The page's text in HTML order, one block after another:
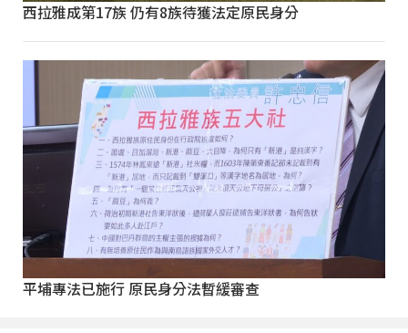
西拉雅成第17族 仍有8族待獲法定原民身分
平埔專法已施行 原民身分法暫緩審查